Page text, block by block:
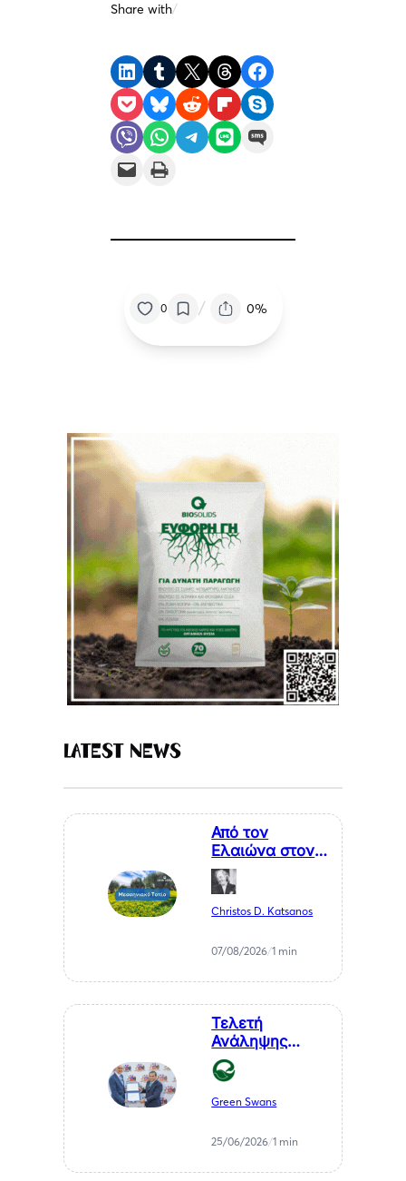
Share with/
Share on LinkedIn Share on Tumblr Share on X Share on Threads
Share on Facebook
Share on Pocket
Share on Bluesky Share on Reddit Share on Flipboard
Share on Skype
Share on Viber
Share on WhatsApp Share on Telegram Share on LINE
Share on SMS
Email this Page
Print this Page
0 / 0%
Latest News
Από τον
Ελαιώνα στον
Επισκέπτη. Η
Κυκλική
Οικονομία ως
Κλειδί για το
Μεσσηνίας
Christos D. Katsanos
07/08/2026/1 min
Τελετή
Ανάληψης
Καθηκόντων
του Επίτιμου
Προξένου της
της Χιλής στη
Θεσσαλονίκη, κ.
Αθανάσιου
Green Swans
25/06/2026/1 min